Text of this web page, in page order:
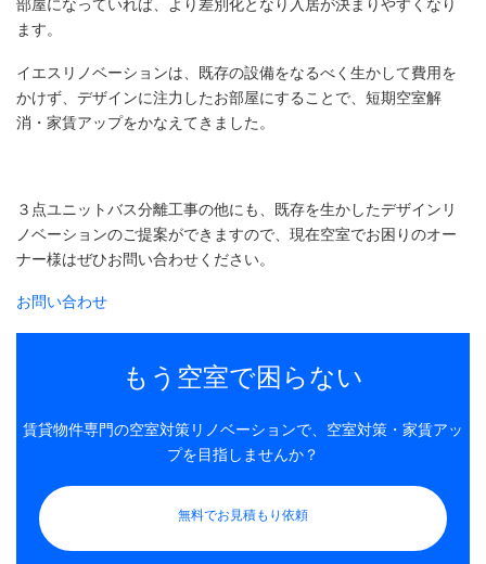
部屋になっていれば、より差別化となり入居が決まりやすくなり
ます。
イエスリノベーションは、既存の設備をなるべく生かして費用を
かけず、デザインに注力したお部屋にすることで、短期空室解
消・家賃アップをかなえてきました。
３点ユニットバス分離工事の他にも、既存を生かしたデザインリ
ノベーションのご提案ができますので、現在空室でお困りのオー
ナー様はぜひお問い合わせください。
お問い合わせ
もう空室で困らない
賃貸物件専門の空室対策リノベーションで、空室対策・家賃アッ
プを目指しませんか？
無料でお見積もり依頼